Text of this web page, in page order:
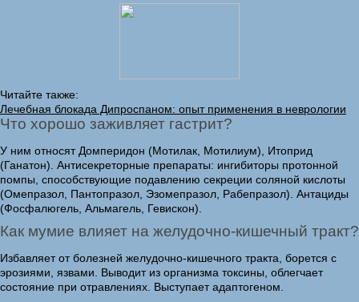
Читайте также:
Лечебная блокада Дипроспаном: опыт применения в неврологии
Что хорошо заживляет гастрит?
У ним относят Домперидон (Мотилак, Мотилиум), Итоприд
(Ганатон). Антисекреторные препараты: ингибиторы протонной
помпы, способствующие подавлению секреции соляной кислоты
(Омепразол, Пантопразол, Эзомепразол, Рабепразол). Антациды
(Фосфалюгель, Альмагель, Гевискон).
Как мумие влияет на желудочно-кишечный тракт?
Избавляет от болезней желудочно-кишечного тракта, борется с
эрозиями, язвами. Выводит из организма токсины, облегчает
состояние при отравлениях. Выступает адаптогеном.